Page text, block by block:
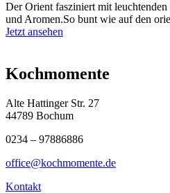
Der Orient fasziniert mit
und Aromen.So bunt wie auf den
Jetzt ansehen
Kochmomente
Alte Hattinger Str. 27
44789 Bochum
0234 – 97886886
office@kochmomente.de
Kontakt